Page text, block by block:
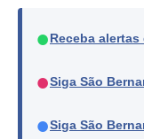
● Receba
●Siga São
●Siga São